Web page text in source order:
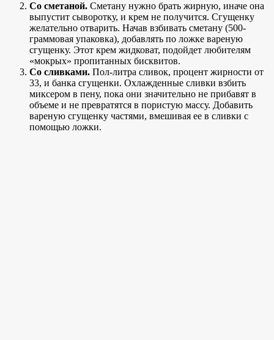
Со сметаной. Сметану нужно брать жирную, иначе она
выпустит сыворотку, и крем не получится. Сгущенку
желательно отварить. Начав взбивать сметану (500-
граммовая упаковка), добавлять по ложке вареную
сгущенку. Этот крем жидковат, подойдет любителям
«мокрых» пропитанных бисквитов.
Со сливками. Пол-литра сливок, процент жирности от
33, и банка сгущенки. Охлажденные сливки взбить
миксером в пену, пока они значительно не прибавят в
объеме и не превратятся в пористую массу. Добавить
вареную сгущенку частями, вмешивая ее в сливки с
помощью ложки.